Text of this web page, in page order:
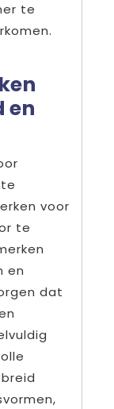
te
en
voor
te
en
dat